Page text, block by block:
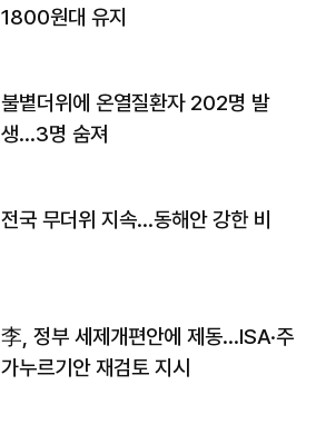
1800원대 유지
불볕더위에 온열질환자 202명 발
생…3명 숨져
전국 무더위 지속…동해안 강한 비
李, 정부 세제개편안에 제동…ISA·주
가누르기안 재검토 지시